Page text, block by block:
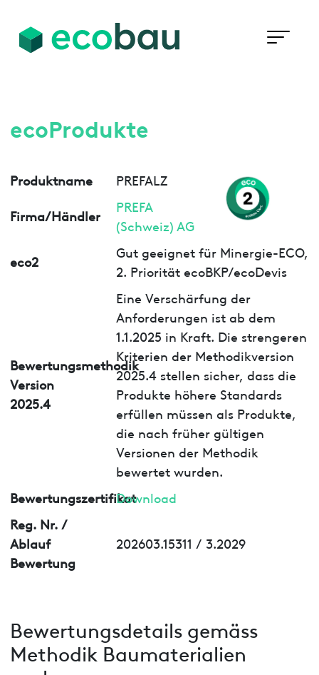
ecoProdukte
Produktname PREFALZ
Firma/Händler
PREFA
(Schweiz) AG
eco2
Gut geeignet für Minergie-ECO,
2. Priorität ecoBKP/ecoDevis
Bewertungsmethodik
Version
2025.4
Eine Verschärfung der
Anforderungen ist ab dem
1.1.2025 in Kraft. Die strengeren
Kriterien der Methodikversion
2025.4 stellen sicher, dass die
Produkte höhere Standards
erfüllen müssen als Produkte,
die nach früher gültigen
Versionen der Methodik
bewertet wurden.
BewertungszertifikatDownload
Reg. Nr. /
Ablauf
Bewertung
202603.15311 / 3.2029
Bewertungsdetails gemäss
Methodik Baumaterialien